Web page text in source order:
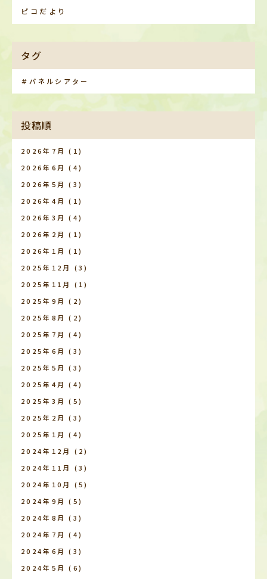
ピコだより
タグ
＃パネルシアター
投稿順
2026年7月 (1)
2026年6月 (4)
2026年5月 (3)
2026年4月 (1)
2026年3月 (4)
2026年2月 (1)
2026年1月 (1)
2025年12月
(3)
2025年11月
(1)
2025年9月 (2)
2025年8月 (2)
2025年7月 (4)
2025年6月 (3)
2025年5月 (3)
2025年4月 (4)
2025年3月 (5)
2025年2月 (3)
2025年1月 (4)
2024年12月
(2)
2024年11月
(3)
2024年10月
(5)
2024年9月 (5)
2024年8月 (3)
2024年7月 (4)
2024年6月 (3)
2024年5月 (6)